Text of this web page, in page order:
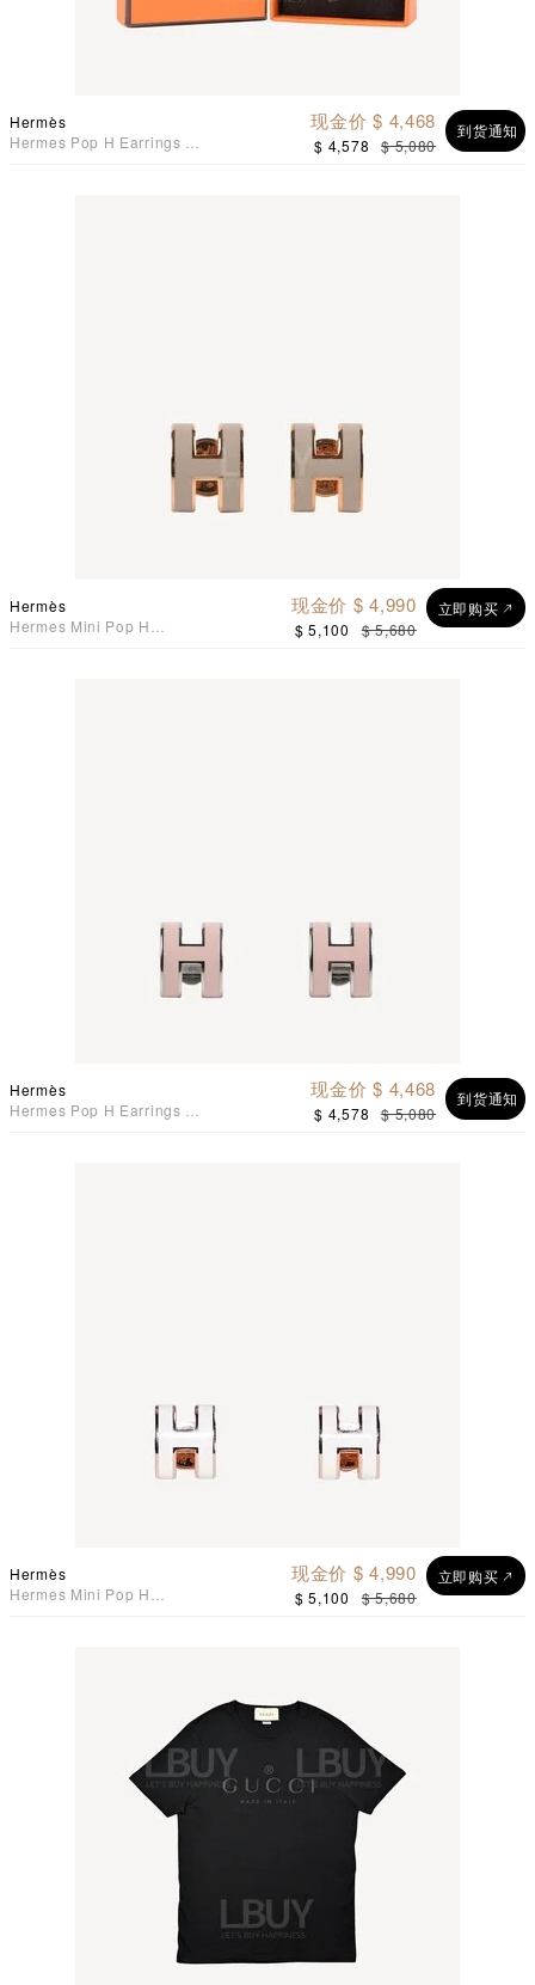
Hermès
Hermes Pop H Earrings 耳
到货通知
现金价 $ 4,468
$ 4,578 $ 5,080
Hermès
Hermes Mini Pop H
立即购买
现金价 $ 4,990
$ 5,100 $ 5,680
Hermès
Hermes Pop H Earrings 耳
到货通知
现金价 $ 4,468
$ 4,578 $ 5,080
Hermès
Hermes Mini Pop H
立即购买
现金价 $ 4,990
$ 5,100 $ 5,680